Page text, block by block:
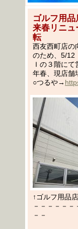
ゴルフ用
来春リニュ
転
西友西町店の
のため、5/12
Ｉの３階に
年春、現店舗
○つるや→
↑ゴルフ用品
－－－－－
－－